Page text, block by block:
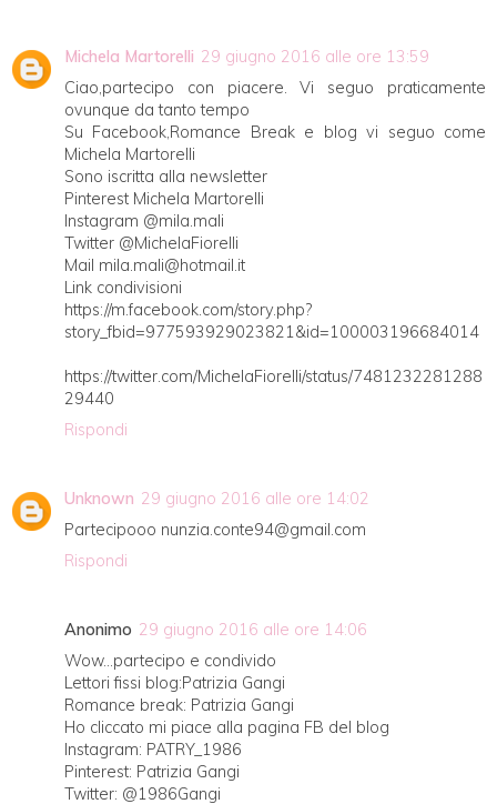
Michela Martorelli 29 giugno 2016 alle ore 13:59
Ciao,partecipo con piacere. Vi seguo praticamente
ovunque da tanto tempo
Su Facebook,Romance Break e blog vi seguo come
Michela Martorelli
Sono iscritta alla newsletter
Pinterest Michela Martorelli
Instagram @mila.mali
Twitter @MichelaFiorelli
Mail mila.mali@hotmail.it
Link condivisioni
https://m.facebook.com/story.php?
story_fbid=977593929023821&id=100003196684014
https://twitter.com/MichelaFiorelli/status/7481232281288
29440
Rispondi
Unknown 29 giugno 2016 alle ore 14:02
Partecipooo nunzia.conte94@gmail.com
Rispondi
Anonimo 29 giugno 2016 alle ore 14:06
Wow...partecipo e condivido
Lettori fissi blog:Patrizia Gangi
Romance break: Patrizia Gangi
Ho cliccato mi piace alla pagina FB del blog
Instagram: PATRY_1986
Pinterest: Patrizia Gangi
Twitter: @1986Gangi